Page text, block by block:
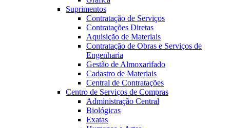
Suprimentos
Contratação de Serviços
Contratações Diretas
Aquisição de Materiais
Contratação de Obras e Serviços de
Engenharia
Gestão de Almoxarifado
Cadastro de Materiais
Central de Contratações
Centro de Serviços de Compras
Administração Central
Biológicas
Exatas